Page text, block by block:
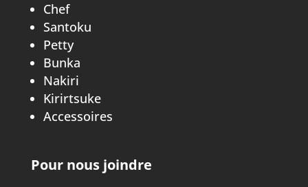
Chef
Santoku
Petty
Bunka
Nakiri
Kirirtsuke
Accessoires
Pour nous joindre